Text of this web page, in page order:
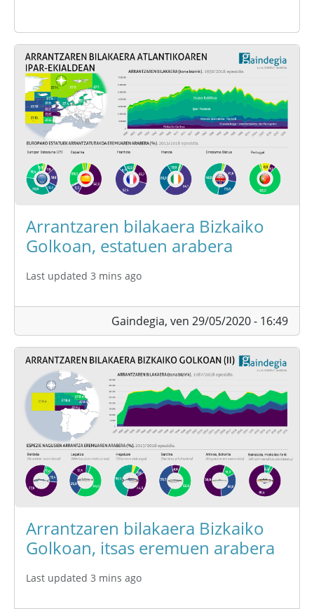
Arrantzaren bilakaera Bizkaiko
Golkoan, estatuen arabera
Last updated 3 mins ago
Gaindegia, ven 29/05/2020 - 16:49
Arrantzaren bilakaera Bizkaiko
Golkoan, itsas eremuen arabera
Last updated 3 mins ago